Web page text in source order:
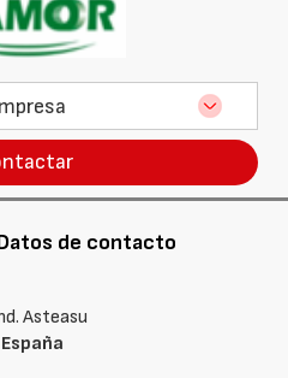
de contacto
Asteasu
España